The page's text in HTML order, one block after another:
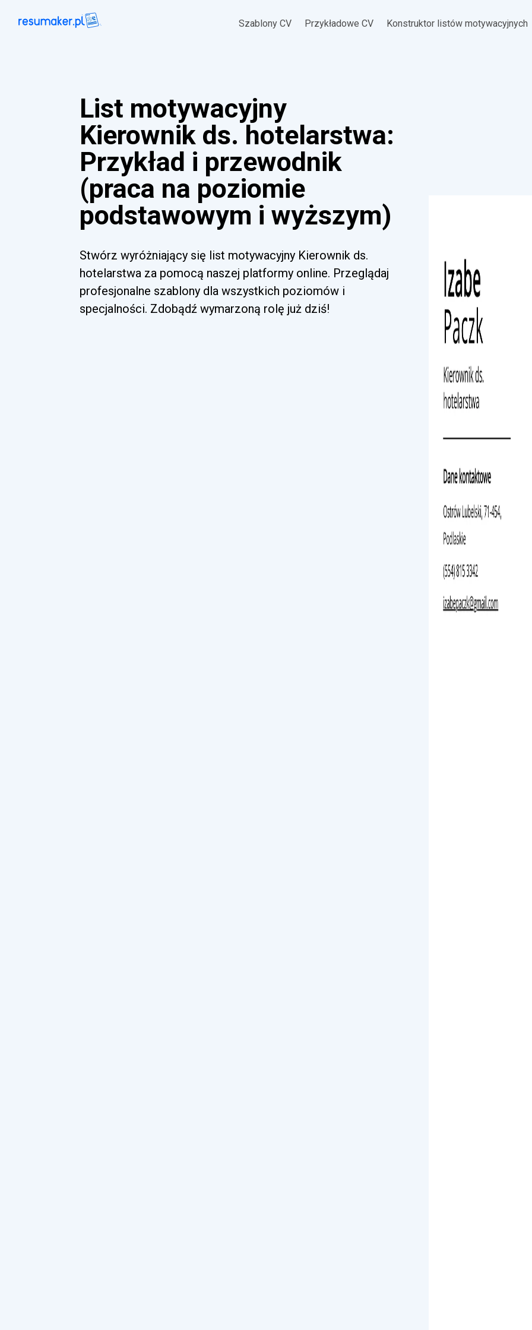
Szablony CV Przykładowe CV Konstruktor listów motywacyjnych
List motywacyjny
Kierownik ds. hotelarstwa:
Przykład i przewodnik
(praca na poziomie
podstawowym i wyższym)
Stwórz wyróżniający się list motywacyjny Kierownik ds.
hotelarstwa za pomocą naszej platformy online. Przeglądaj
profesjonalne szablony dla wszystkich poziomów i
specjalności. Zdobądź wymarzoną rolę już dziś!